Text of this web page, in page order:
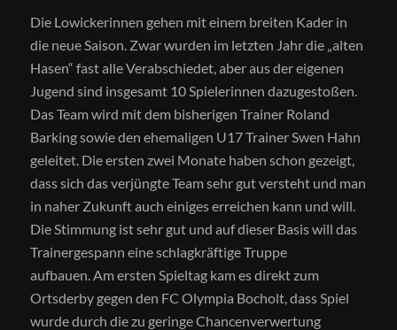
Die Lowickerinnen gehen mit einem breiten Kader in
die neue Saison. Zwar wurden im letzten Jahrdie „alten
Hasen“ fastalle Verabschiedet, aber aus der eigenen
Jugend sind insgesamt 10 Spielerinnen dazugestoßen.
Das Team wird mit dem bisherigen Trainer Roland
Barkingsowie den ehemaligen U17 Trainer Swen Hahn
geleitet. Die ersten zwei Monate haben schon gezeigt,
dass sich das verjüngte Team sehr gut versteht und man
in naher Zukunft auch einiges erreichen kann und will.
Die Stimmung ist sehr gut und auf dieser Basis will das
Trainergespann eine schlagkräftige Truppe
aufbauen. Am ersten Spieltag kam es direkt zum
Ortsderby gegen den FC Olympia Bocholt, dass Spiel
wurde durch die zu geringe Chancenverwertung